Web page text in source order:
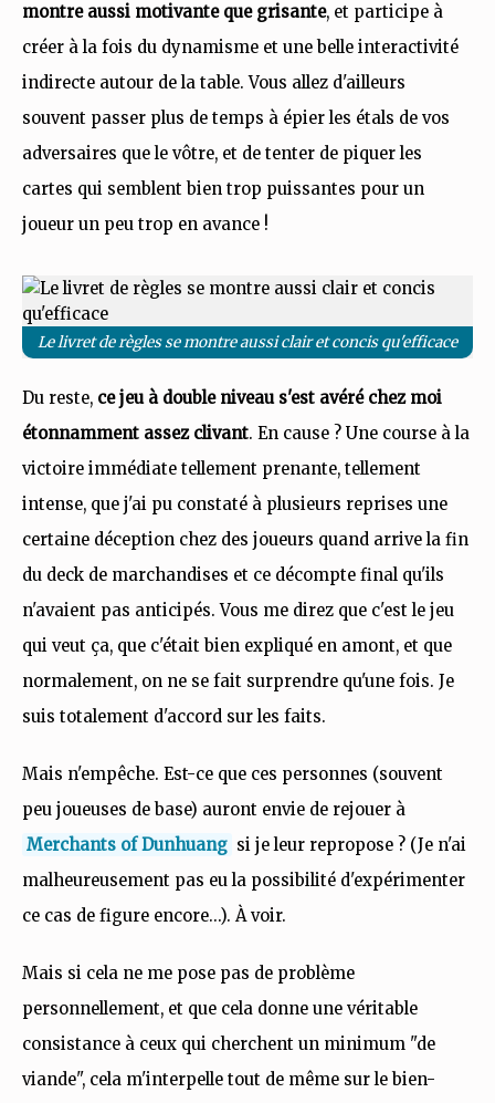
montre aussi motivante que grisante, et participe à
créer à la fois du dynamisme et une belle interactivité
indirecte autour de la table. Vous allez d'ailleurs
souvent passer plus de temps à épier les étals de vos
adversaires que le vôtre, et de tenter de piquer les
cartes qui semblent bien trop puissantes pour un
joueur un peu trop en avance !
Le livret de règles se montre aussi clair et concis qu'efficace
Du reste, ce jeu à double niveau s'est avéré chez moi
étonnamment assez clivant. En cause ? Une course à la
victoire immédiate tellement prenante, tellement
intense, que j'ai pu constaté à plusieurs reprises une
certaine déception chez des joueurs quand arrive la fin
du deck de marchandises et ce décompte final qu'ils
n'avaient pas anticipés. Vous me direz que c'est le jeu
qui veut ça, que c'était bien expliqué en amont, et que
normalement, on ne se fait surprendre qu'une fois. Je
suis totalement d'accord sur les faits.
Mais n'empêche. Est-ce que ces personnes (souvent
peu joueuses de base) auront envie de rejouer à
Merchants of Dunhuang si je leur repropose ? (Je n'ai
malheureusement pas eu la possibilité d'expérimenter
ce cas de figure encore...). À voir.
Mais si cela ne me pose pas de problème
personnellement, et que cela donne une véritable
consistance à ceux qui cherchent un minimum "de
viande", cela m'interpelle tout de même sur le bien-